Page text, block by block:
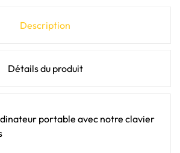
Description
Détails du produit
portable avec notre clavier